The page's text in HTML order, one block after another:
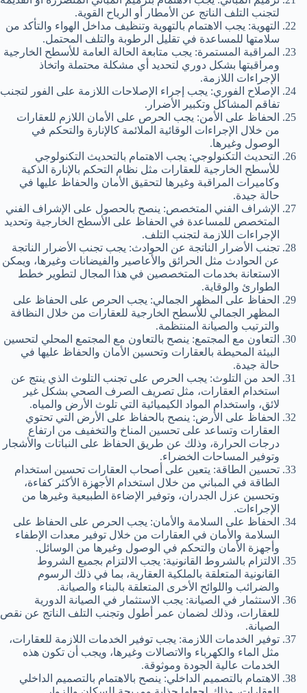
لتجنب التلف الناتج عن الأمطار أو الرياح القوية.
التهوية: يجب الاهتمام بالتهوية وتنظيف مداخل الهواء والتأكد من
سلامتها للمساعدة في تقليل الرطوبة والتلف المحتمل.
المراقبة المستمرة: يجب متابعة الحالة العامة للأسطح الخارجية
ومراقبتها بشكل دوري لتحديد أي مشكلة محتملة واتخاذ
الإجراءات اللازمة.
الإصلاح الفوري: يجب إجراء الإصلاحات اللازمة على الفور لتجنب
تفاقم المشاكل وتكبير الأضرار.
الحفاظ على الأمن: يجب الحرص على الأمان اللازم للعقارات
من خلال الإجراءات الوقائية الملائمة كالإنارة والتحكم في
الوصول وغيرها.
التحديث التكنولوجي: يجب الاهتمام بالتحديث التكنولوجي
للأسطح الخارجية للعقارات مثل نظام التحكم بالإنارة الذكية
وكاميرات المراقبة وغيرها لتحقيق الأمان والحفاظ عليها في
حالة جيدة.
الإشراف الفني المتخصص: ينصح بالحصول على الإشراف الفني
المتخصص للمساعدة في الحفاظ على الأسطح الخارجية وتحديد
الإجراءات اللازمة لتجنب التلف.
تجنب الأضرار الناتجة عن الحوادث: يجب تجنب الأضرار الناتجة
عن الحوادث مثل الحرائق والأعاصير والفيضانات وغيرها، ويمكن
الاستعانة بخدمات المتخصصين في هذا المجال لتطوير خطط
الطوارئ والوقاية.
الحفاظ على المظهر الجمالي: يجب الحرص على الحفاظ على
المظهر الجمالي للأسطح الخارجية للعقارات من خلال النظافة
والترتيب والصيانة المنتظمة.
التعاون مع المجتمع: ينصح بالتعاون مع المجتمع المحلي لتحسين
البيئة المحيطة بالعقارات وتحسين الأمان والحفاظ عليها في
حالة جيدة.
الحد من التلوث: يجب الحرص على تجنب التلوث الذي ينتج عن
استخدام العقارات، مثل تصريف الصرف الصحي بشكل غير
لائق، واستخدام المواد الكيميائية التي تلوث الأرض والمياه.
الحفاظ على الأرض: ينصح بالحفاظ على الأرض التي تحتوي
العقارات وتساعد على تحسين المناخ والتخفيف من ارتفاع
درجات الحرارة، وذلك عن طريق الحفاظ على النباتات والأشجار
وتوفير المساحات الخضراء.
تحسين الطاقة: يتعين على أصحاب العقارات تحسين استخدام
الطاقة في المباني من خلال استخدام الأجهزة الأكثر كفاءة،
وتحسين عزل الجدران، وتوفير الإضاءة الطبيعية وغيرها من
الإجراءات.
الحفاظ على السلامة والأمان: يجب الحرص على الحفاظ على
السلامة والأمان في العقارات من خلال توفير معدات الإطفاء
وأجهزة الأمان والتحكم في الوصول وغيرها من الوسائل.
الالتزام بالشروط القانونية: يجب الالتزام بجميع الشروط
القانونية المتعلقة بالملكية العقارية، بما في ذلك الرسوم
والضرائب واللوائح الأخرى المتعلقة بالبناء والصيانة.
الاستثمار في الصيانة: يجب الاستثمار في الصيانة الدورية
للعقارات، وذلك لضمان عمر أطول وتجنب التلف الناتج عن نقص
الصيانة.
توفير الخدمات اللازمة: يجب توفير الخدمات اللازمة للعقارات،
مثل الماء والكهرباء والاتصالات وغيرها، ويجب أن تكون هذه
الخدمات عالية الجودة وموثوقة.
الاهتمام بالتصميم الداخلي: ينصح بالاهتمام بالتصميم الداخلي